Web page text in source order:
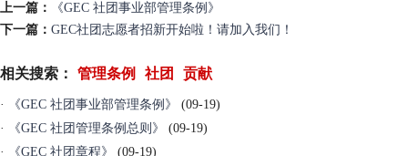
上一篇：
《GEC 社团事业部管理条例》
下一篇： GEC社团志愿者招新开始啦！请加入我们！
相关搜索： 管理条例 社团 贡献
· 《GEC 社团事业部管理条例》
(09-19)
·
《GEC 社团管理条例总则》
(09-19)
·
《GEC 社团章程》
(09-19)